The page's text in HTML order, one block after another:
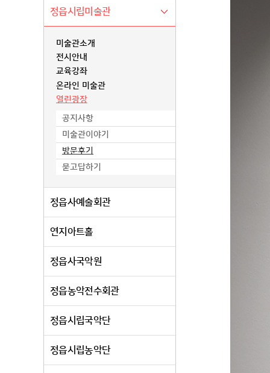
정읍시립미술관
미술관소개
전시안내
교육강좌
온라인 미술관
열린광장
공지사항
미술관이야기
방문후기
묻고답하기
정읍사예술회관
연지아트홀
정읍사국악원
정읍농악전수회관
정읍시립국악단
정읍시립농악단